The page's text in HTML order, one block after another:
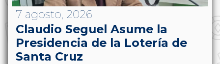
7 agosto, 2026
Claudio Seguel Asume la
Presidencia de la Lotería de
Santa Cruz